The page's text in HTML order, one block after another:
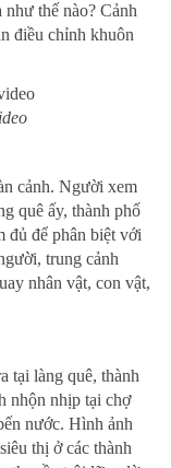
thế nào? Cảnh
điều chỉnh khuôn
cảnh. Người xem
quê ấy, thành phố
đủ để phân biệt với
trung cảnh
nhân vật, con vật,
tại làng quê, thành
nhộn nhịp tại chợ
nước. Hình ảnh
thị ở các thành